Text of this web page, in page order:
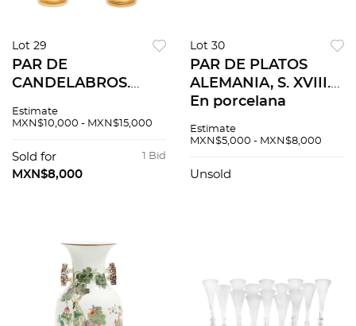
Lot 29
PAR DE
CANDELABROS.
bronce dorado. Para
Decorados con
motivos orgánicos.
Estimate
MXN$10,000 - MXN$15,000
1 Bid
Sold for
MXN$8,000
Lot 30
PAR DE PLATOS
ALEMANIA, S. XVIII.
En porcelana
Meissen. Decorados
y filetes dorados 2
Estimate
MXN$5,000 - MXN$8,000
Unsold